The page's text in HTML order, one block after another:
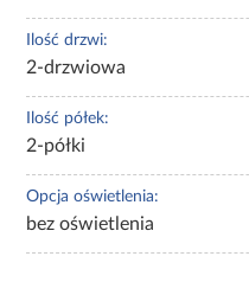
Ilość drzwi:
2-drzwiowa
Ilość półek:
2-półki
Opcja oświetlenia:
bez oświetlenia